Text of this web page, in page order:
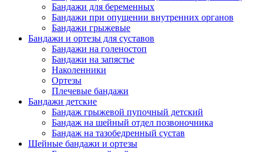
Бандажи для беременных
Бандажи при опущении внутренних органов
Бандажи грыжевые
Бандажи и ортезы для суставов
Бандажи на голеностоп
Бандажи на запястье
Наколенники
Ортезы
Плечевые бандажи
Бандажи детские
Бандаж грыжевой пупочный детский
Бандаж на шейный отдел позвоночника
Бандаж на тазобедренный сустав
Шейные бандажи и ортезы